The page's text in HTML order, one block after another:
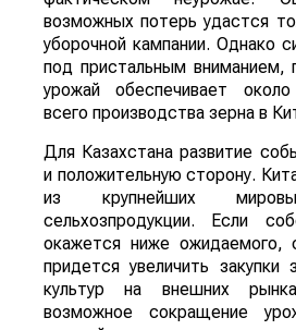
возможных потерь удастся
уборочной кампании. Однако
под пристальным вниманием,
урожай обеспечивает
всего производства зерна в
Для Казахстана развитие
и положительную сторону.
из крупнейших
сельхозпродукции. Если
окажется ниже ожидаемого,
придется увеличить
культур на внешних
возможное сокращение